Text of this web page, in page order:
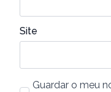
Site
Guardar o meu